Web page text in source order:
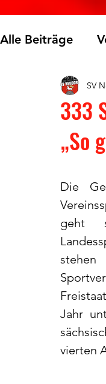
Alle Beiträge
Skilanglauf
333
„So
SV
Die
geht
Jahr
vierten